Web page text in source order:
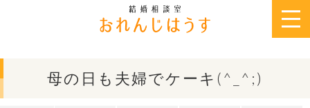
母の日も夫婦でケーキ(^_^;)